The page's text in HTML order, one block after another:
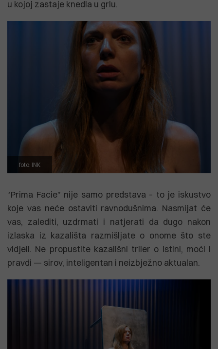
u kojoj zastaje knedla u grlu.
foto: INK
“Prima Facie” nije samo predstava – to je iskustvo
koje vas neće ostaviti ravnodušnima. Nasmijat će
vas, zalediti, uzdrmati i natjerati da dugo nakon
izlaska iz kazališta razmišljate o onome što ste
vidjeli. Ne propustite kazališni triler o istini, moći i
pravdi — sirov, inteligentan i neizbježno aktualan.